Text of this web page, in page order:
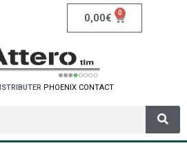
0,00€ 0
PHOENIX CONTACT